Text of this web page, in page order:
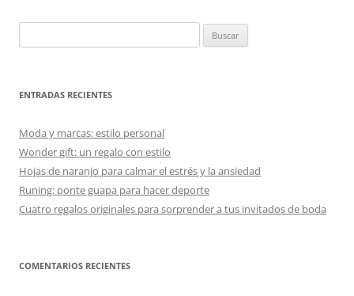
ENTRADAS RECIENTES
Moda y marcas: estilo personal
Wonder gift: un regalo con estilo
Hojas de naranjo para calmar el estrés y la ansiedad
Runing: ponte guapa para hacer deporte
Cuatro regalos originales para sorprender a tus invitados de boda
COMENTARIOS RECIENTES